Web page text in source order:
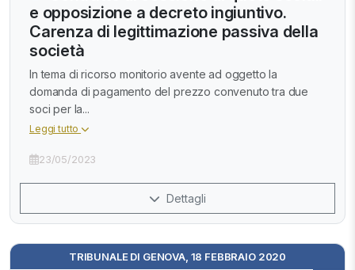
e opposizione a decreto ingiuntivo.
Carenza di legittimazione passiva della
società
In tema di ricorso monitorio avente ad oggetto la
domanda di pagamento del prezzo convenuto tra due
soci per la...
Leggi tutto
23/05/2023
Dettagli
TRIBUNALE DI GENOVA, 18 FEBBRAIO 2020